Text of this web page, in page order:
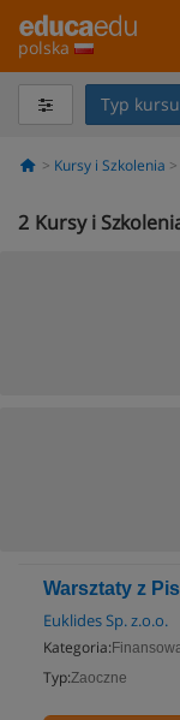
polska
Typ
Kursy i Szkolenia
2 Kursy i
Warsztaty z
Euklides Sp. z.o.o.
Kategoria:
Typ:Zaoczne